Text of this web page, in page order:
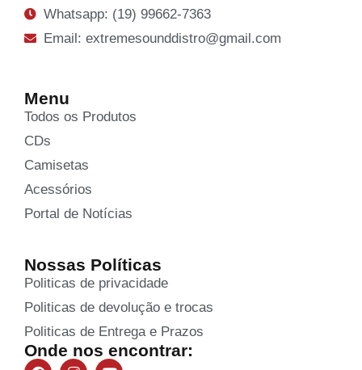
Whatsapp: (19) 99662-7363
Email: extremesounddistro@gmail.com
Menu
Todos os Produtos
CDs
Camisetas
Acessórios
Portal de Notícias
Nossas Políticas
Politicas de privacidade
Politicas de devolução e trocas
Politicas de Entrega e Prazos
Onde nos encontrar: